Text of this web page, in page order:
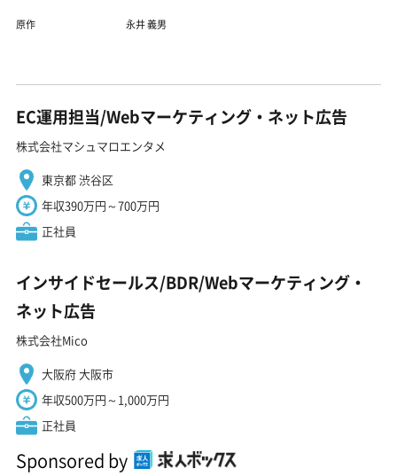
原作 永井 義男
EC運用担当/Webマーケティング・ネット広告
株式会社マシュマロエンタメ
東京都 渋谷区
年収390万円～700万円
正社員
インサイドセールス/BDR/Webマーケティング・
ネット広告
株式会社Mico
大阪府 大阪市
年収500万円～1,000万円
正社員
Sponsored by